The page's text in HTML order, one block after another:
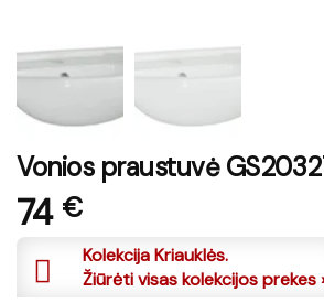
Vonios praustuvė
74 €
Kolekcija Kriauklės.
Žiūrėti visas kolekcijos prekes